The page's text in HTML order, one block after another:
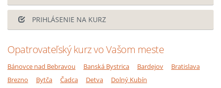
PRIHLÁSENIE NA KURZ
Opatrovateľský kurz vo Vašom meste
Bánovce nad Bebravou Banská Bystrica Bardejov
Bratislava
Brezno
Bytča Čadca Detva
Dolný Kubín